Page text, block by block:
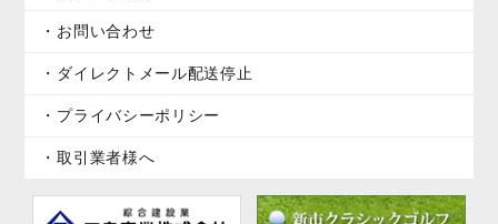
お問い合わせ
ダイレクトメール配送停止
プライバシーポリシー
取引業者様へ